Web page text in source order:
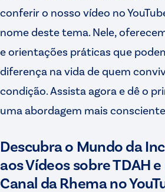
conferir o nosso vídeo no
nome deste tema. Nele,
e orientações práticas que
diferença na vida de quem
condição. Assista agora e dê o
uma abordagem mais
Descubra o Mundo da
aos Vídeos sobre TDAH
Canal da Rhema no